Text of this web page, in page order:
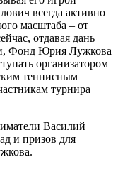
всегда активно
масштаба – от
отдавая дань
Фонд Юрия Лужкова
организатором
теннисным
турнира
Василий
и призов для